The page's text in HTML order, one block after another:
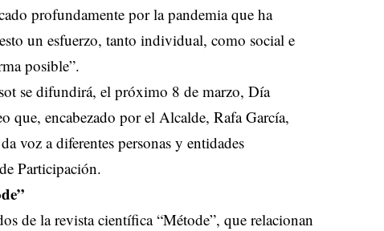
profundamente por la pandemia que ha
un esfuerzo, tanto individual, como social e
posible”.
se difundirá, el próximo 8 de marzo, Día
que, encabezado por el Alcalde, Rafa García,
voz a diferentes personas y entidades
Participación.
de la revista científica “Métode”, que relacionan